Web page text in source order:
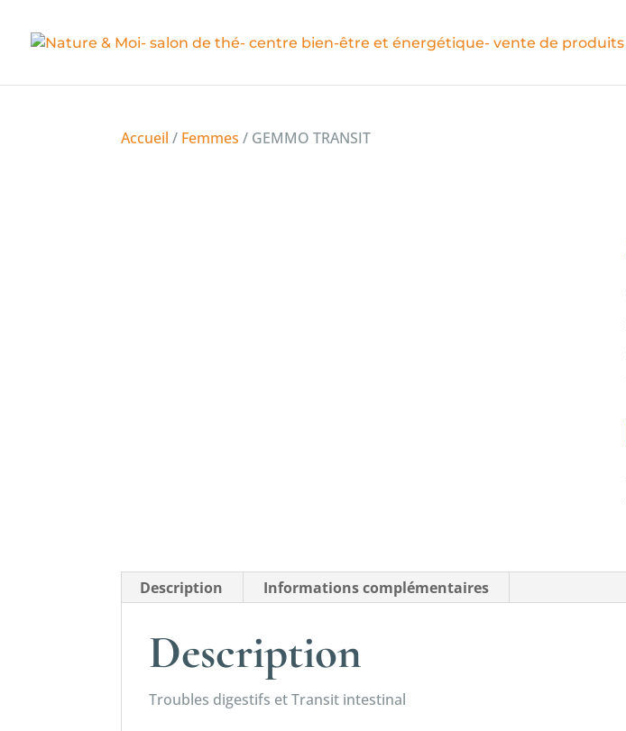
Accueil / Femmes / GEMMO TRANSIT
Description Informations complémentaires
Description
Troubles digestifs et Transit intestinal